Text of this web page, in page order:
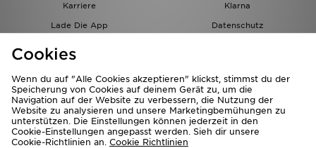
Karriere
Klarna
Lade Die App
Datenschutz
Cookies
Wenn du auf "Alle Cookies akzeptieren" klickst, stimmst du der
Speicherung von Cookies auf deinem Gerät zu, um die
Navigation auf der Website zu verbessern, die Nutzung der
Website zu analysieren und unsere Marketingbemühungen zu
unterstützen. Die Einstellungen können jederzeit in den
Cookie-Einstellungen angepasst werden. Sieh dir unsere
Cookie-Richtlinien an. Cookie Richtlinien